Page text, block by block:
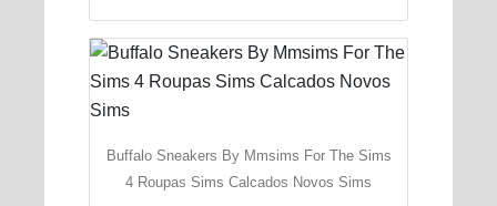
Buffalo Sneakers By Mmsims For The Sims
4 Roupas Sims Calcados Novos Sims